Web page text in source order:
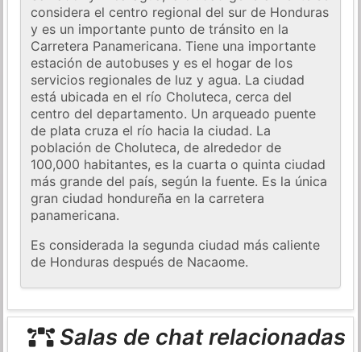
considera el centro regional del sur de Honduras
y es un importante punto de tránsito en la
Carretera Panamericana. Tiene una importante
estación de autobuses y es el hogar de los
servicios regionales de luz y agua. La ciudad
está ubicada en el río Choluteca, cerca del
centro del departamento. Un arqueado puente
de plata cruza el río hacia la ciudad. La
población de Choluteca, de alrededor de
100,000 habitantes, es la cuarta o quinta ciudad
más grande del país, según la fuente. Es la única
gran ciudad hondureña en la carretera
panamericana.
Es considerada la segunda ciudad más caliente
de Honduras después de Nacaome.
Salas de chat relacionadas